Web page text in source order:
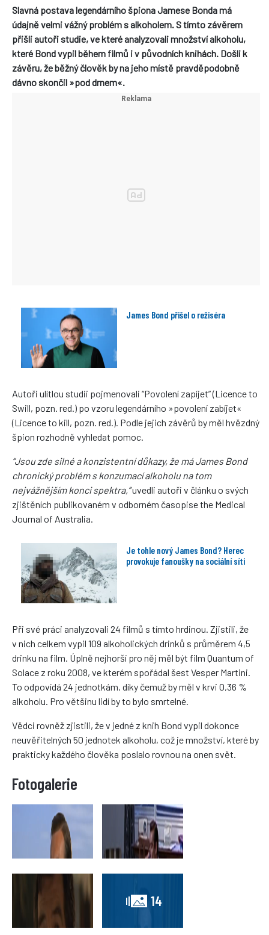
Slavná postava legendárního špiona Jamese Bonda má
údajně velmi vážný problém s alkoholem. S tímto závěrem
přišli autoři studie, ve které analyzovali množství alkoholu,
které Bond vypil během filmů i v původních knihách. Došli k
závěru, že běžný člověk by na jeho místě pravděpodobně
dávno skončil »pod drnem«.
James Bond přišel o režiséra
Autoři ulítlou studii pojmenovali “Povolení zapíjet” (Licence to
Swill, pozn. red.) po vzoru legendárního »povolení zabíjet«
(Licence to kill, pozn. red.). Podle jejich závěrů by měl hvězdný
špion rozhodně vyhledat pomoc.
“Jsou zde silné a konzistentní důkazy, že má James Bond
chronický problém s konzumací alkoholu na tom
nejvážnějším konci spektra,”uvedli autoři v článku o svých
zjištěních publikovaném v odborném časopise the Medical
Journal of Australia.
Je tohle nový James Bond? Herec
provokuje fanoušky na sociální síti
Při své práci analyzovali 24 filmů s tímto hrdinou. Zjistili, že
v nich celkem vypil 109 alkoholických drinků s průměrem 4,5
drinku na film. Úplně nejhorší pro něj měl být film Quantum of
Solace z roku 2008, ve kterém spořádal šest Vesper Martini.
To odpovídá 24 jednotkám, díky čemuž by měl v krvi 0,36 %
alkoholu. Pro většinu lidí by to bylo smrtelné.
Vědci rovněž zjistili, že v jedné z knih Bond vypil dokonce
neuvěřitelných 50 jednotek alkoholu, což je množství, které by
prakticky každého člověka poslalo rovnou na onen svět.
14